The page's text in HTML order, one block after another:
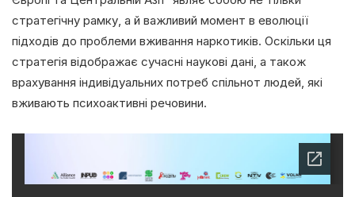
стратегічну рамку, а й важливий момент в еволюції
підходів до проблеми вживання наркотиків. Оскільки ця
стратегія відображає сучасні наукові дані, а також
врахування індивідуальних потреб спільнот людей, які
вживають психоактивні речовини.